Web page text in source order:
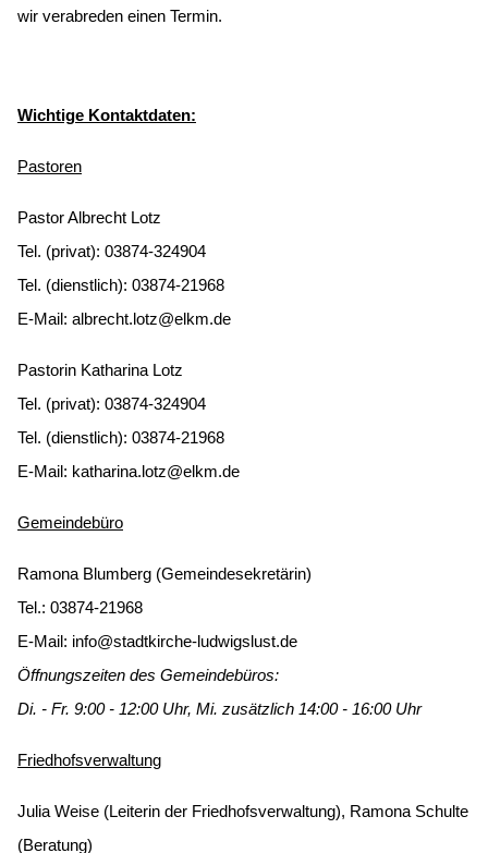
wir verabreden einen Termin.
Wichtige Kontaktdaten:
Pastoren
Pastor Albrecht Lotz
Tel. (privat): 03874-324904
Tel. (dienstlich): 03874-21968
E-Mail: albrecht.lotz@elkm.de
Pastorin Katharina Lotz
Tel. (privat): 03874-324904
Tel. (dienstlich): 03874-21968
E-Mail: katharina.lotz@elkm.de
Gemeindebüro
Ramona Blumberg (Gemeindesekretärin)
Tel.: 03874-21968
E-Mail: info@stadtkirche-ludwigslust.de
Öffnungszeiten des Gemeindebüros:
Di. - Fr. 9:00 - 12:00 Uhr, Mi. zusätzlich 14:00 - 16:00 Uhr
Friedhofsverwaltung
Julia Weise (Leiterin der Friedhofsverwaltung), Ramona Schulte
(Beratung)